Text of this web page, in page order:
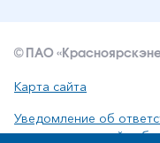
© ПАО
Карта сайта
Уведомление об
интеллектуальной